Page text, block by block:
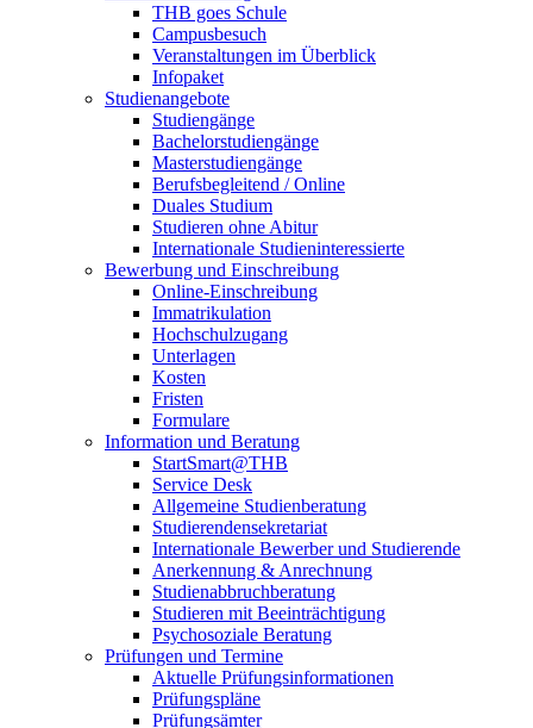
THB goes Schule
Campusbesuch
Veranstaltungen im Überblick
Infopaket
Studienangebote
Studiengänge
Bachelorstudiengänge
Masterstudiengänge
Berufsbegleitend / Online
Duales Studium
Studieren ohne Abitur
Internationale Studieninteressierte
Bewerbung und Einschreibung
Online-Einschreibung
Immatrikulation
Hochschulzugang
Unterlagen
Kosten
Fristen
Formulare
Information und Beratung
StartSmart@THB
Service Desk
Allgemeine Studienberatung
Studierendensekretariat
Internationale Bewerber und Studierende
Anerkennung & Anrechnung
Studienabbruchberatung
Studieren mit Beeinträchtigung
Psychosoziale Beratung
Prüfungen und Termine
Aktuelle Prüfungsinformationen
Prüfungspläne
Prüfungsämter